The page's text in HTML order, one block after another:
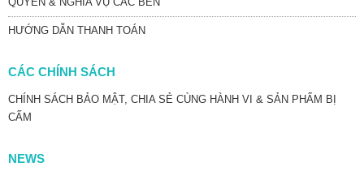
HƯỚNG DẪN THANH TOÁN
CÁC CHÍNH SÁCH
CHÍNH SÁCH BẢO MẬT, CHIA SẺ CÙNG HÀNH VI & SẢN PHẨM BỊ
CẤM
NEWS